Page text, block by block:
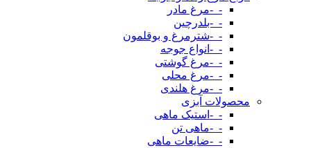
-_-مرغ مادر
-_-بلدرچین
-_-شترمرغ و بوقلمون
-_-انواع جوجه
-_-مرغ گوشتی
-_-مرغ محلی
-_-مرغ هلندی
محصولات آبزی
-_-استیک ماهی
-_-ماهی تن
-_-ضایعات ماهی